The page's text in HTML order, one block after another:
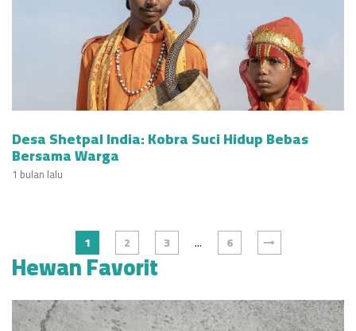
Desa Shetpal India: Kobra Suci Hidup Bebas
Bersama Warga
1 bulan lalu
1 2 3 ... 6
Hewan Favorit